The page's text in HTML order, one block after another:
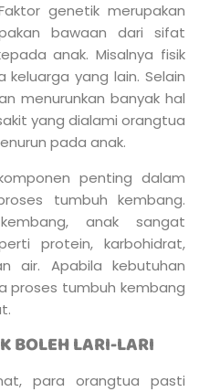
genetik merupakan
bawaan dari sifat
anak. Misalnya fisik
yang lain. Selain
menurunkan banyak hal
yang dialami orangtua
pada anak.
penting dalam
tumbuh kembang.
anak sangat
protein, karbohidrat,
air. Apabila kebutuhan
proses tumbuh kembang
BOLEH LARI-LARI
para orangtua pasti